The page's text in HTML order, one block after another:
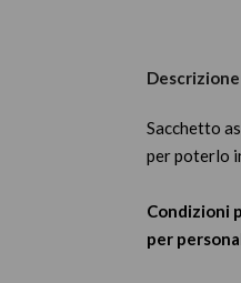
Descrizione
Sacchetto
per poterlo
Condizioni
per